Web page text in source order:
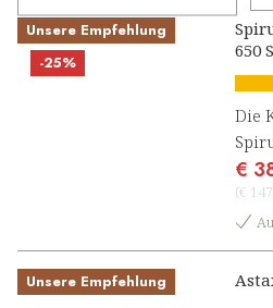
Unsere Empfehlung
-25%
650
Die
€
(€
Unsere Empfehlung